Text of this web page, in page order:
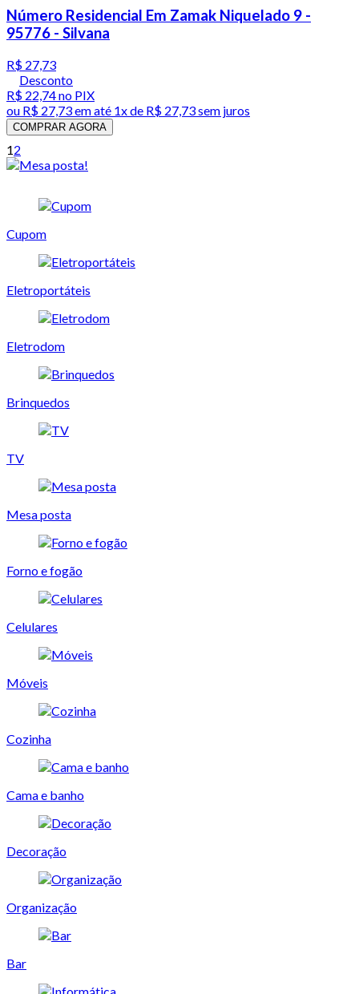
Número Residencial Em Zamak Niquelado 9 -
95776 - Silvana
R$ 27,73
Desconto
R$ 22,74no PIX
ou R$ 27,73em até 1x de R$ 27,73sem juros
COMPRAR AGORA
12
Cupom
Eletroportáteis
Eletrodom
Brinquedos
TV
Mesa posta
Forno e fogão
Celulares
Móveis
Cozinha
Cama e banho
Decoração
Organização
Bar